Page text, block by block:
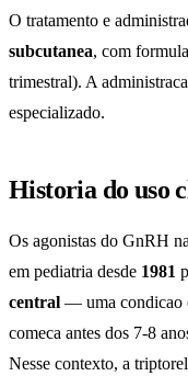
O tratamento e
subcutanea, com
trimestral). A
especializado.
Historia do uso
Os agonistas do GnRH
em pediatria desde 1981
central — uma condicao
comeca antes dos 7-8
Nesse contexto, a